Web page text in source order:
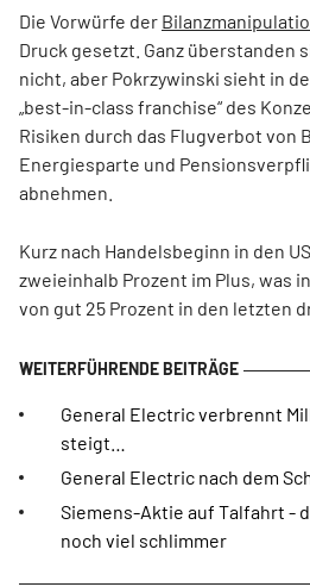
Die Vorwürfe der
Druck gesetzt. Ganz überstanden
nicht, aber Pokrzywinski sieht in
„best-in-class franchise“ des
Risiken durch das Flugverbot von
Energiesparte und
abnehmen.
Kurz nach Handelsbeginn in den
zweieinhalb Prozent im Plus, was
von gut 25 Prozent in den letzten
General Electric verbrennt
steigt…
General Electric nach dem
Siemens-Aktie auf Talfahrt -
noch viel schlimmer